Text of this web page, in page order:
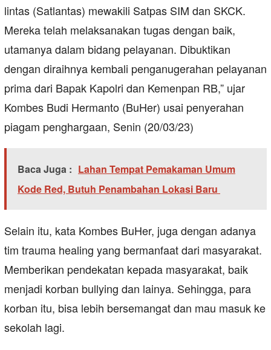
lintas (Satlantas) mewakili Satpas SIM dan SKCK.
Mereka telah melaksanakan tugas dengan baik,
utamanya dalam bidang pelayanan. Dibuktikan
dengan diraihnya kembali penganugerahan pelayanan
prima dari Bapak Kapolri dan Kemenpan RB,” ujar
Kombes Budi Hermanto (BuHer) usai penyerahan
piagam penghargaan, Senin (20/03/23)
Baca Juga : Lahan Tempat Pemakaman Umum
Kode Red, Butuh Penambahan Lokasi Baru
Selain itu, kata Kombes BuHer, juga dengan adanya
tim trauma healing yang bermanfaat dari masyarakat.
Memberikan pendekatan kepada masyarakat, baik
menjadi korban bullying dan lainya. Sehingga, para
korban itu, bisa lebih bersemangat dan mau masuk ke
sekolah lagi.